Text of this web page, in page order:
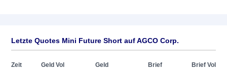
Letzte Quotes Mini Future Short auf AGCO Corp.
Zeit Geld Vol Geld Brief Brief Vol